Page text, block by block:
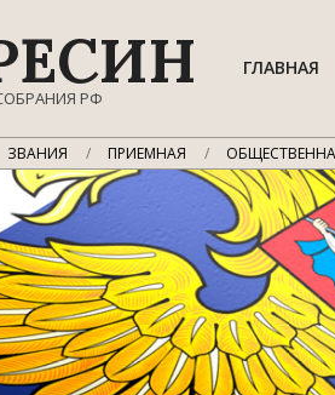
РФ
ГЛАВНАЯ
ЗВАНИЯ ПРИЕМНАЯ